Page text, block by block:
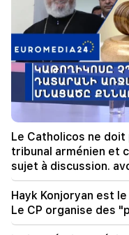
importance
Hayk Konjoryan est
Simonyan. Le CP
sujet (vidéo)
A partir du 10
l'avenue Sayat-
20:00
national de la RA a
Andreassian
Le Catholicos ne
tribunal arménien et
sujet à discussion.
Hayk Konjoryan est
Le CP organise des